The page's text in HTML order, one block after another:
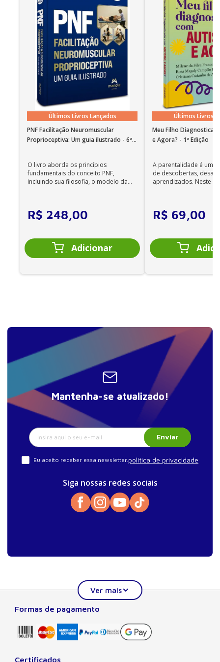
Últimos Livros Lançados
PNF Facilitação Neuromuscular
Proprioceptiva: Um guia ilustrado - 6ª
O livro aborda os princípios
fundamentais do conceito PNF,
incluindo sua filosofia, o modelo da
R$ 248,00
Últimos Livros
Meu Filho
e Agora? - 1ª Edição
A parentalidade é uma
de descobertas,
aprendizados. Neste
R$ 69,00
Mantenha-se atualizado!
Enviar
Eu aceito receber essa newsletter. política de privacidade
Siga nossas redes sociais
A Editora Manole é líder em prover conteúdo essencial à
científicas, técnicas e profissionais. Seu catálogo, com
Formas de pagamento
Certificados